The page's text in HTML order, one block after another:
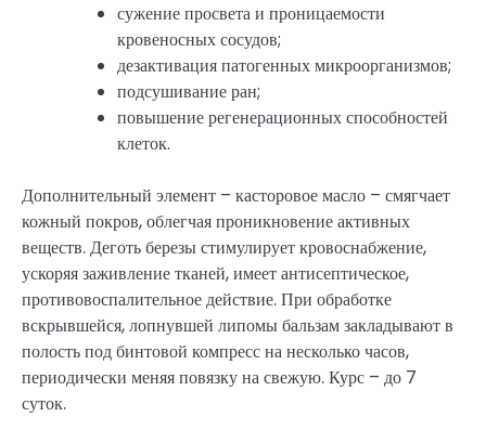
сужение просвета и проницаемости
кровеносных сосудов;
дезактивация патогенных микроорганизмов;
подсушивание ран;
повышение регенерационных способностей
клеток.
Дополнительный элемент – касторовое масло – смягчает
кожный покров, облегчая проникновение активных
веществ. Деготь березы стимулирует кровоснабжение,
ускоряя заживление тканей, имеет антисептическое,
противовоспалительное действие. При обработке
вскрывшейся, лопнувшей липомы бальзам закладывают в
полость под бинтовой компресс на несколько часов,
периодически меняя повязку на свежую. Курс – до 7
суток.